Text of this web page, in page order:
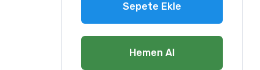
Sepete Ekle
Hemen Al